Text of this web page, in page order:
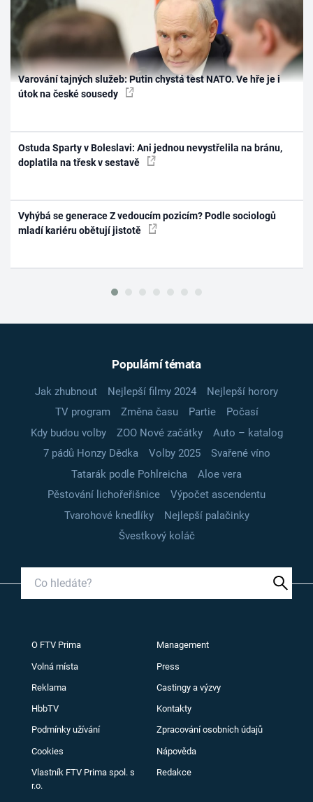
Varování tajných služeb: Putin chystá test NATO. Ve hře je i
útok na české sousedy
Ostuda Sparty v Boleslavi: Ani jednou nevystřelila na bránu,
doplatila na třesk v sestavě
Vyhýbá se generace Z vedoucím pozicím? Podle sociologů
mladí kariéru obětují jistotě
Populární témata
Jak zhubnout Nejlepší filmy 2024
Nejlepší horory
TV program
Změna času Partie
Počasí
Kdy budou volby
ZOO Nové začátky
Auto – katalog
7 pádů Honzy Dědka
Volby 2025
Svařené víno
Tatarák podle Pohlreicha
Aloe vera
Pěstování lichořeřišnice
Výpočet ascendentu
Tvarohové knedlíky
Nejlepší palačinky
Švestkový koláč
O FTV Prima Management
Volná místa Press
Reklama Castingy a výzvy
HbbTV Kontakty
Podmínky užívání Zpracování osobních údajů
Cookies Nápověda
Vlastník FTV Prima spol. s
r.o.
Redakce